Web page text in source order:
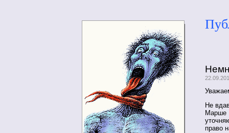
Не
Марше
право